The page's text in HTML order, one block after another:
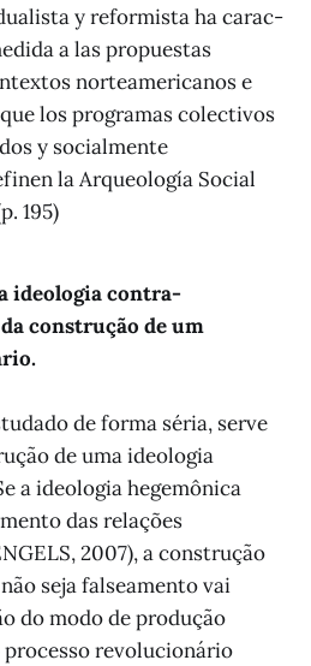
y reformista ha carac­
a las propuestas
norteamericanos e
los programas colectivos
y socialmente
la Arqueología Social
195)
ideologia contra-
construção de um
de forma séria, serve
de uma ideologia
a ideologia hegemônica
das relações
2007), a construção
seja falseamento vai
do modo de produção
revolucionário